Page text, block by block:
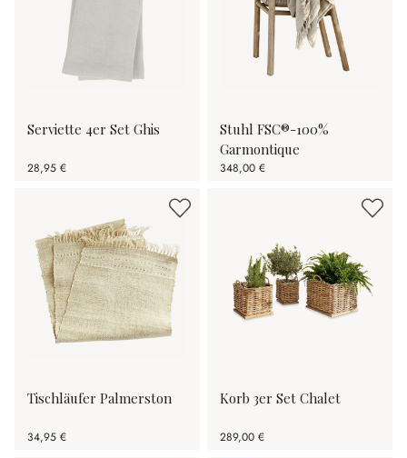
Serviette 4er Set Ghis
28,95 €
Stuhl FSC®-100%
Garmontique
348,00 €
Tischläufer Palmerston
34,95 €
Korb 3er Set Chalet
289,00 €